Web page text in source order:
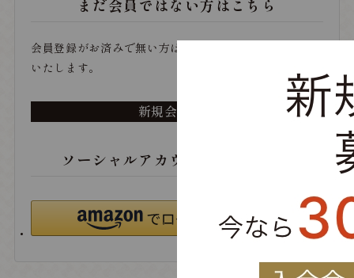
まだ会員ではない方はこちら
会員登録がお済みで無い方は、こちらから登録をお願い
いたします。
新規会員登録
ソーシャルアカウントでログイン